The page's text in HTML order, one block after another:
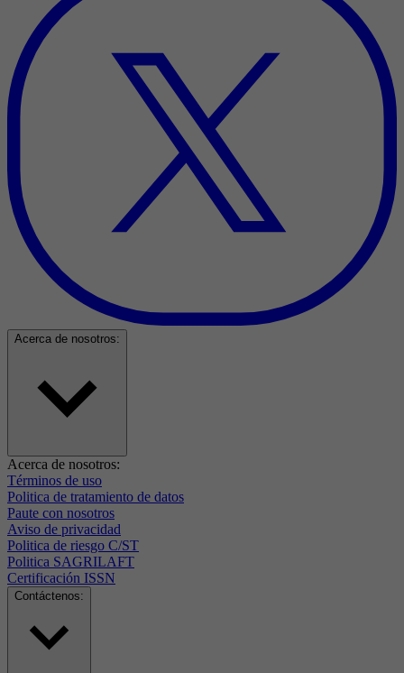
Acerca de nosotros:
Acerca de nosotros:
Términos de uso
Politica de tratamiento de datos
Paute con nosotros
Aviso de privacidad
Politica de riesgo C/ST
Politica SAGRILAFT
Certificación ISSN
Contáctenos: